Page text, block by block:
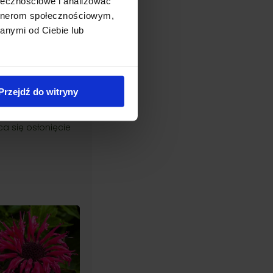
społecznościowym,
od Ciebie lub
do witryny
i ciepłych przez
znosi letnie
w suchym
się osłonięcie